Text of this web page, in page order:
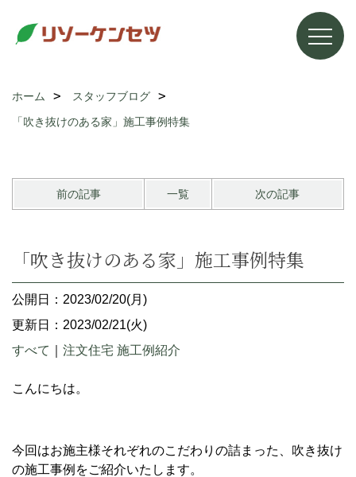
ホーム
スタッフブログ
「吹き抜けのある家」施工事例特集
前の記事 一覧 次の記事
「吹き抜けのある家」施工事例特集
公開日：2023/02/20(月)
更新日：2023/02/21(火)
すべて
注文住宅 施工例紹介
こんにちは。
今回はお施主様それぞれのこだわりの詰まった、吹き抜け
の施工事例をご紹介いたします。